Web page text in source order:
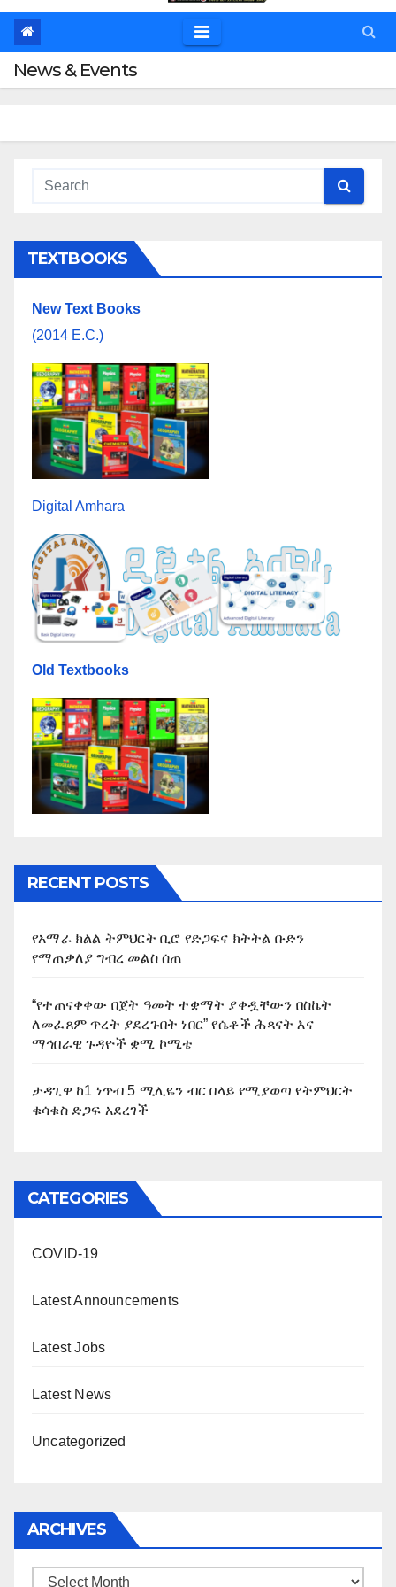
News & Events
TEXTBOOKS
New Text Books
(2014 E.C.)
Digital Amhara
Old Textbooks
RECENT POSTS
የአማራ ክልል ትምህርት ቢሮ የድጋፍና ክትትል ቡድን
የማጠቃለያ ግብረ መልስ ሰጠ
“የተጠናቀቀው በጀት ዓመት ተቋማት ያቀዷቸውን በስኬት
ለመፈጸም ጥረት ያደረጉበት ነበር” የሴቶች ሕጻናት እና
ማኅበራዊ ጉዳዮች ቋሚ ኮሚቴ
ታዳጊዋ ከ1 ነጥብ 5 ሚሊዬን ብር በላይ የሚያወጣ የትምህርት
ቁሳቁስ ድጋፍ አደረገች
CATEGORIES
COVID-19
Latest Announcements
Latest Jobs
Latest News
Uncategorized
ARCHIVES
Archives